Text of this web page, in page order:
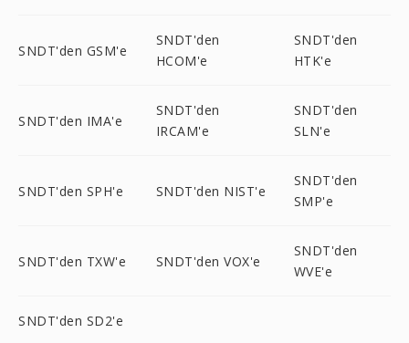
SNDT'den GSM'e
SNDT'den
HCOM'e
SNDT'den
HTK'e
SNDT'den IMA'e
SNDT'den
IRCAM'e
SNDT'den
SLN'e
SNDT'den SPH'e SNDT'den NIST'e
SNDT'den
SMP'e
SNDT'den TXW'e SNDT'den VOX'e
SNDT'den
WVE'e
SNDT'den SD2'e